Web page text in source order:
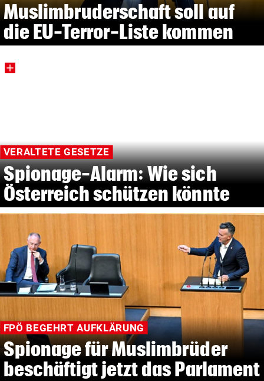
Muslimbruderschaft soll auf
die EU-Terror-Liste kommen
VERALTETE GESETZE
Spionage-Alarm: Wie sich
Österreich schützen könnte
FPÖ BEGEHRT AUFKLÄRUNG
Spionage für Muslimbrüder
beschäftigt jetzt das Parlament